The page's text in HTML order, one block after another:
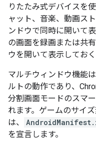
りたたみ式デバイスを
ャット、音楽、動画ス
ンドウで同時に開いて
の画面を録画または共
ウを開いて表示しておく
マルチウィンドウ機能
ルトの動作であり、
分割画面モードのスマ
れます。ゲームのサイ
は、
を宣言します。